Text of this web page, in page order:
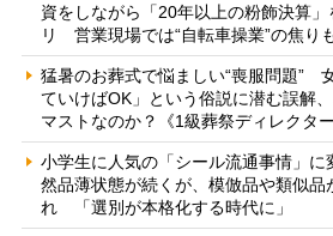
資をしながら「20年以上の粉飾決算
リ 営業現場では“自転車操業”の焦り
猛暑のお葬式で悩ましい“喪服問題”
ていけばOK」という俗説に潜む誤解
マストなのか？《1級葬祭ディレクター
小学生に人気の「シール流通事情」
然品薄状態が続くが、模倣品や類似品
れ 「選別が本格化する時代に」